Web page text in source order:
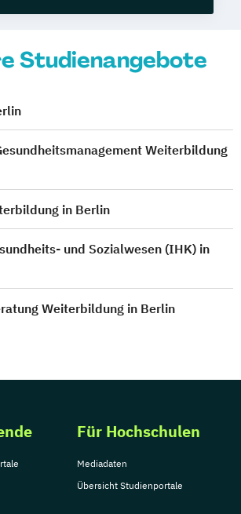
Studienangebote
Weiterbildung
in Berlin
und Sozialwesen (IHK) in
Weiterbildung in Berlin
Für Hochschulen
Mediadaten
Übersicht Studienportale